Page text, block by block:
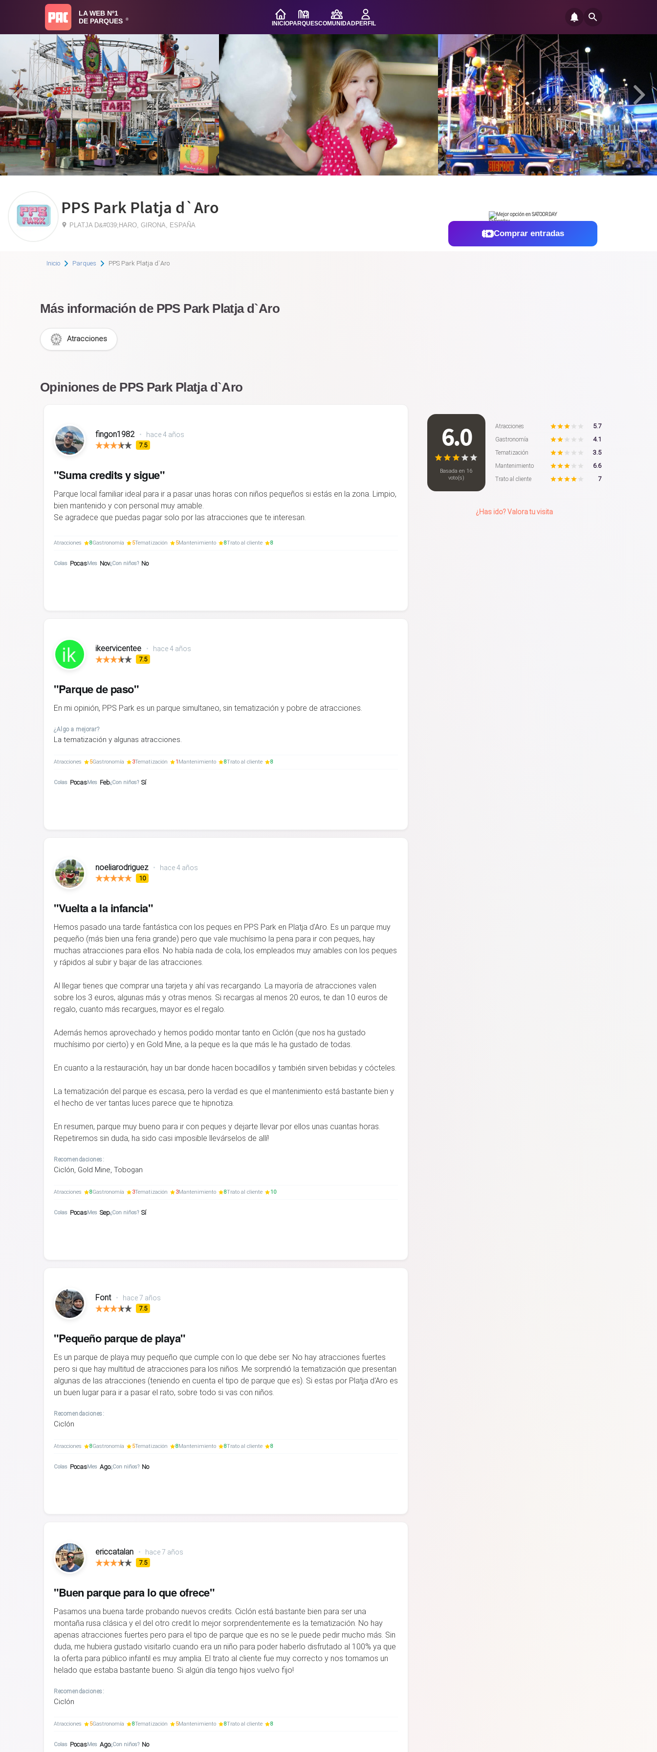
LA WEB Nº1
DE PARQUES
®
INICIOPARQUESCOMUNIDADPERFIL
PPS Park Platja d`Aro
PLATJA D&#039;HARO, GIRONA, ESPAÑA
Mejor opción en SATOORDAY
Comprar entradas
Inicio Parques PPS Park Platja d`Aro
Más información de PPS Park Platja d`Aro
Atracciones
Opiniones de PPS Park Platja d`Aro
6.0
Basada en 16
voto(s)
Atracciones 5.7
Gastronomía 4.1
Tematización 3.5
Mantenimiento 6.6
Trato al cliente 7
¿Has ido? Valora tu visita
fingon1982 • hace 4 años
7.5
"Suma credits y sigue"
Parque local familiar ideal para ir a pasar unas horas con niños pequeños si estás en la zona. Limpio,
bien mantenido y con personal muy amable.
Se agradece que puedas pagar solo por las atracciones que te interesan.
Atracciones 8Gastronomía 5Tematización 5Mantenimiento 8Trato al cliente 8
Colas PocasMes Nov¿Con niños? No
ikeervicentee • hace 4 años
7.5
"Parque de paso"
En mi opinión, PPS Park es un parque simultaneo, sin tematización y pobre de atracciones.
¿Algo a mejorar?
La tematización y algunas atracciones.
Atracciones 5Gastronomía 3Tematización 1 Mantenimiento 8Trato al cliente 8
Colas PocasMes Feb¿Con niños? Sí
noeliarodriguez • hace 4 años
10
"Vuelta a la infancia"
Hemos pasado una tarde fantástica con los peques en PPS Park en Platja d'Aro. Es un parque muy
pequeño (más bien una feria grande) pero que vale muchísimo la pena para ir con peques, hay
muchas atracciones para ellos. No había nada de cola, los empleados muy amables con los peques
y rápidos al subir y bajar de las atracciones.
Al llegar tienes que comprar una tarjeta y ahí vas recargando. La mayoría de atracciones valen
sobre los 3 euros, algunas más y otras menos. Si recargas al menos 20 euros, te dan 10 euros de
regalo, cuanto más recargues, mayor es el regalo.
Además hemos aprovechado y hemos podido montar tanto en Ciclón (que nos ha gustado
muchísimo por cierto) y en Gold Mine, a la peque es la que más le ha gustado de todas.
En cuanto a la restauración, hay un bar donde hacen bocadillos y también sirven bebidas y cócteles.
La tematización del parque es escasa, pero la verdad es que el mantenimiento está bastante bien y
el hecho de ver tantas luces parece que te hipnotiza.
En resumen, parque muy bueno para ir con peques y dejarte llevar por ellos unas cuantas horas.
Repetiremos sin duda, ha sido casi imposible llevárselos de allí!
Recomendaciones:
Ciclón, Gold Mine, Tobogan
Atracciones 8Gastronomía 3Tematización 3Mantenimiento 8Trato al cliente 10
Colas PocasMes Sep¿Con niños? Sí
Font • hace 7 años
7.5
"Pequeño parque de playa"
Es un parque de playa muy pequeño que cumple con lo que debe ser. No hay atracciones fuertes
pero si que hay multitud de atracciones para los niños. Me sorprendió la tematización que presentan
algunas de las atracciones (teniendo en cuenta el tipo de parque que es). Si estas por Platja d'Aro es
un buen lugar para ir a pasar el rato, sobre todo si vas con niños.
Recomendaciones:
Ciclón
Atracciones 8Gastronomía 5Tematización 8Mantenimiento 8Trato al cliente 8
Colas PocasMes Ago¿Con niños? No
ericcatalan • hace 7 años
7.5
"Buen parque para lo que ofrece"
Pasamos una buena tarde probando nuevos credits. Ciclón está bastante bien para ser una
montaña rusa clásica y el del otro credit lo mejor sorprendentemente es la tematización. No hay
apenas atracciones fuertes pero para el tipo de parque que es no se le puede pedir mucho más. Sin
duda, me hubiera gustado visitarlo cuando era un niño para poder haberlo disfrutado al 100% ya que
la oferta para público infantil es muy amplia. El trato al cliente fue muy correcto y nos tomamos un
helado que estaba bastante bueno. Si algún día tengo hijos vuelvo fijo!
Recomendaciones:
Ciclón
Atracciones 5Gastronomía 8Tematización 5Mantenimiento 8Trato al cliente 8
Colas PocasMes Ago¿Con niños? No